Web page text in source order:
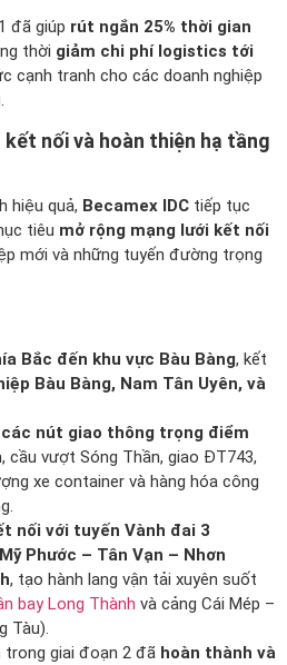
đã giúp rút ngắn 25% thời gian
thời giảm chi phí logistics tới
cạnh tranh cho các doanh nghiệp
nối và hoàn thiện hạ tầng
hiệu quả, Becamex IDC tiếp tục
tiêu mở rộng mạng lưới kết nối
mới và những tuyến đường trọng
Bắc đến khu vực Bàu Bàng, kết
Bàu Bàng, Nam Tân Uyên, và
các nút giao thông trọng điểm
cầu vượt Sóng Thần, giao ĐT743,
xe container và hàng hóa công
nối với tuyến Vành đai 3
Phước – Tân Vạn – Nhơn
, tạo hành lang vận tải xuyên suốt
bay Long Thành và cảng Cái Mép –
Tàu).
trong giai đoạn 2 đã hoàn thành và